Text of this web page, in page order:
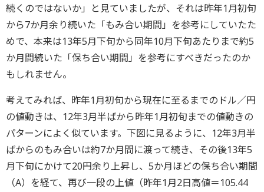
続くのではないか」と見ていましたが、それは昨年1月初旬
から7か月余り続いた「もみ合い期間」を参考にしていたた
めで、本来は13年5月下旬から同年10月下旬あたりまで約5
か月間続いた「保ち合い期間」を参考にすべきだったのか
もしれません。
考えてみれば、昨年1月初旬から現在に至るまでのドル／円
の値動きは、12年3月半ばから昨年1月初旬までの値動きの
パターンによく似ています。下図に見るように、12年3月半
ばからのもみ合いは約7か月間に渡って続き、その後13年5
月下旬にかけて20円余り上昇し、5か月ほどの保ち合い期間
（A）を経て、再び一段の上値（昨年1月2日高値＝105.44